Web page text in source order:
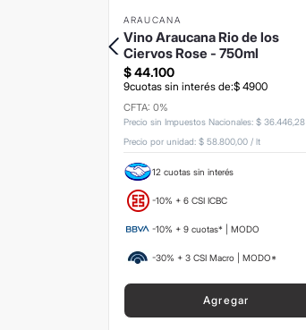
ARAUCANA
Vino Araucana Rio de los
Ciervos Rose - 750ml
$44.100
9cuotas sin interés de:$ 4900
CFTA: 0%
Precio sin Impuestos Nacionales: $ 36.446,28
Precio por unidad: $ 58.800,00/ lt
12 cuotas sin interés
-10% + 6 CSI ICBC
-10% + 9 cuotas* | MODO
-30% + 3 CSI Macro | MODO*
Agregar